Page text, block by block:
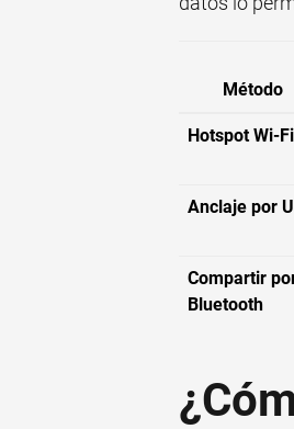
Método
Hotspot Wi-Fi
Anclaje por
Compartir
Bluetooth